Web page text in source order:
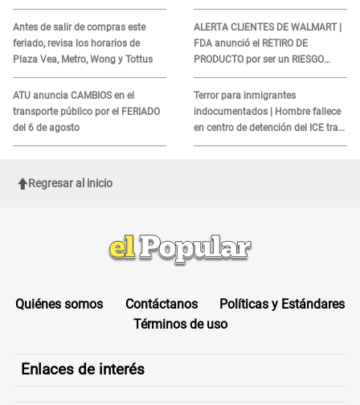
Antes de salir de compras este
feriado, revisa los horarios de
Plaza Vea, Metro, Wong y Tottus
ATU anuncia CAMBIOS en el
transporte público por el FERIADO
del 6 de agosto
ALERTA CLIENTES DE WALMART |
FDA anunció el RETIRO DE
PRODUCTO por ser un RIESGO
MORTAL para consumidores: ¿Cuál
es?
Terror para inmigrantes
indocumentados | Hombre fallece
en centro de detención del ICE tras
sufrir una "emergencia médica"
Regresar al inicio
Quiénes somos Contáctanos
Políticas y Estándares
Términos de uso
Enlaces de interés